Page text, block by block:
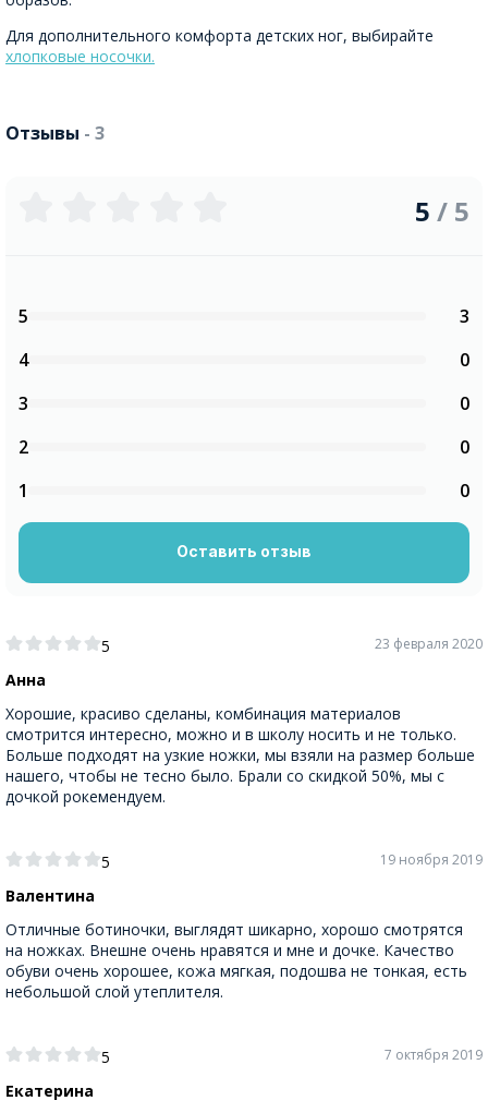
Для дополнительного комфорта детских ног, выбирайте
хлопковые носочки.
Отзывы - 3
5
Анна
23 февраля 2020
Хорошие, красиво сделаны, комбинация материалов
смотрится интересно, можно и в школу носить и не только.
Больше подходят на узкие ножки, мы взяли на размер больше
нашего, чтобы не тесно было. Брали со скидкой 50%, мы с
дочкой рокемендуем.
5
Валентина
19 ноября 2019
Отличные ботиночки, выглядят шикарно, хорошо смотрятся
на ножках. Внешне очень нравятся и мне и дочке. Качество
обуви очень хорошее, кожа мягкая, подошва не тонкая, есть
небольшой слой утеплителя.
5
Екатерина
7 октября 2019
5 / 5
5
3
4
0
3
0
2
0
1
0
Оставить отзыв